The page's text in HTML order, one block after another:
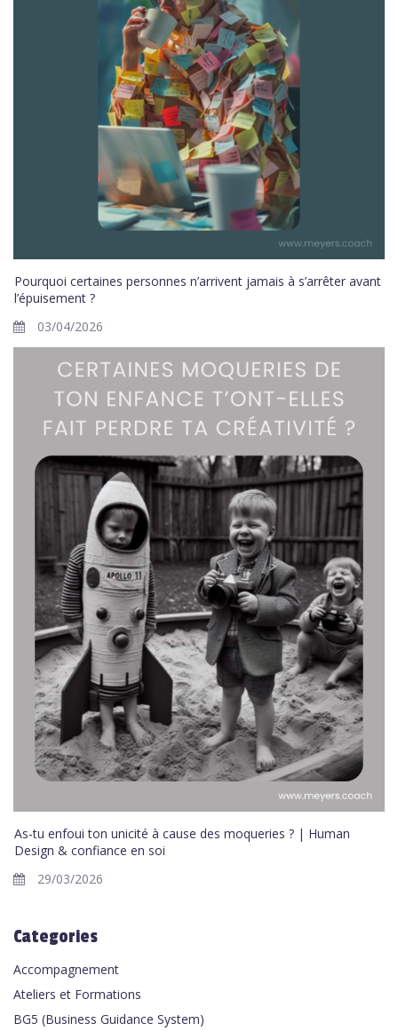
Pourquoi certaines personnes n’arrivent jamais à s’arrêter avant
l’épuisement ?
03/04/2026
As-tu enfoui ton unicité à cause des moqueries ? | Human
Design & confiance en soi
29/03/2026
Categories
Accompagnement
Ateliers et Formations
BG5 (Business Guidance System)